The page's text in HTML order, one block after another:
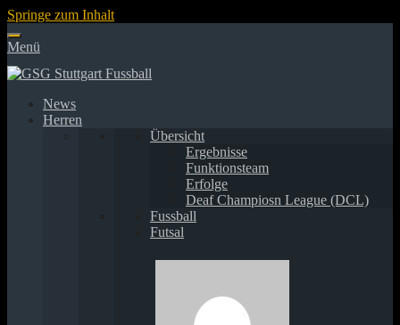
Springe zum Inhalt
Menü
News
Herren
Übersicht
Ergebnisse
Funktionsteam
Erfolge
Deaf Champiosn League (DCL)
Fussball
Futsal